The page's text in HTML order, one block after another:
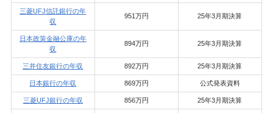
三菱UFJ信託銀行の年
収
951万円 25年3月期決算
日本政策金融公庫の年
収
894万円 25年3月期決算
三井住友銀行の年収 892万円 25年3月期決算
日本銀行の年収 869万円 公式発表資料
三菱UFJ銀行の年収 856万円 25年3月期決算